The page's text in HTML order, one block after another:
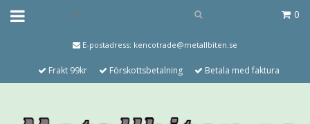
0
E-postadress: kencotrade@metallbiten.se
Frakt 99kr Förskottsbetalning Betala med faktura